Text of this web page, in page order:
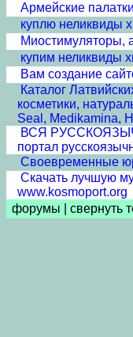
Армейские
куплю неликвиды
Миостимуляторы,
купим неликвиды
Вам создание
Каталог
косметики,
Seal, Medikamina,
ВСЯ
портал
Своевременные
Скачать лучшую
www.kosmoport.org
форумы
свернуть